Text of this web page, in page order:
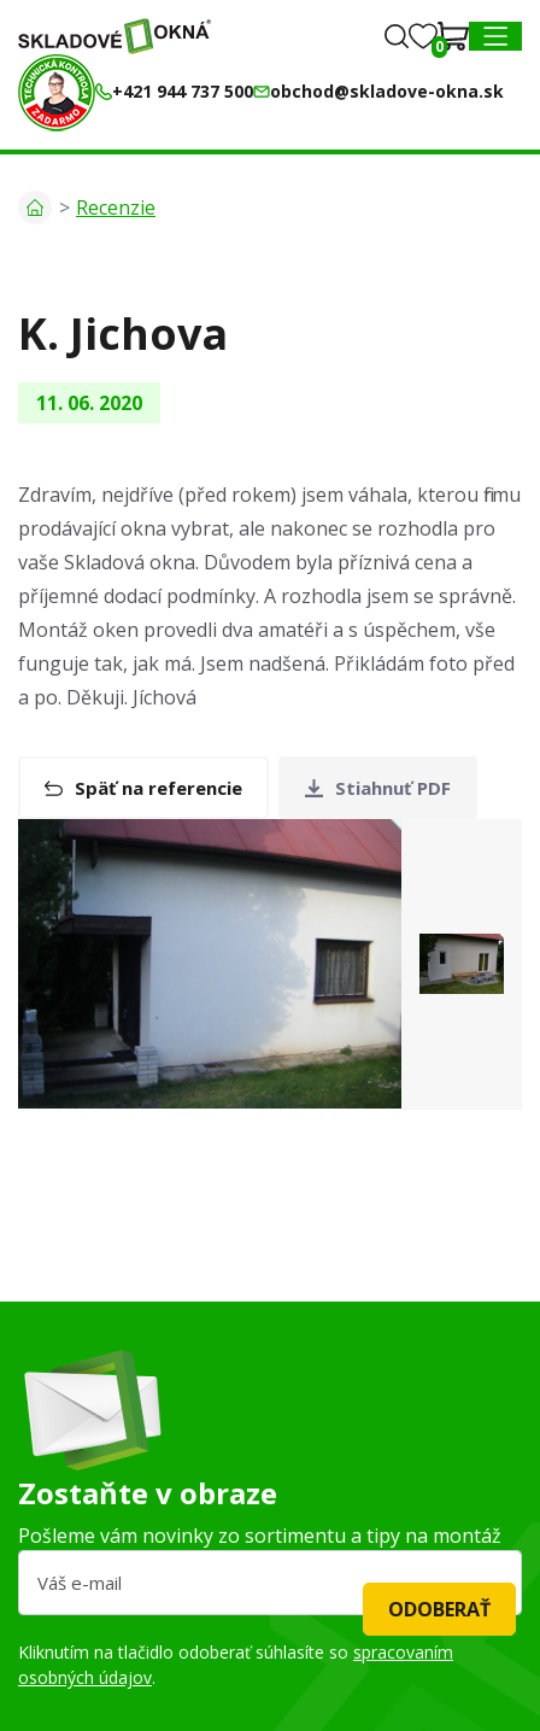
0
+421 944 737 500 obchod@skladove-okna.sk
0
Recenzie
K. Jichova
11. 06. 2020
Zdravím, nejdříve (před rokem) jsem váhala, kterou firmu
prodávající okna vybrat, ale nakonec se rozhodla pro
vaše Skladová okna. Důvodem byla příznivá cena a
příjemné dodací podmínky. A rozhodla jsem se správně.
Montáž oken provedli dva amatéři a s úspěchem, vše
funguje tak, jak má. Jsem nadšená. Přikládám foto před
a po. Děkuji. Jíchová
Späť na referencie Stiahnuť PDF
Zostaňte v obraze
Pošleme vám novinky zo sortimentu a tipy na montáž
ODOBERAŤ
Kliknutím na tlačidlo odoberať súhlasíte so spracovaním
osobných údajov.